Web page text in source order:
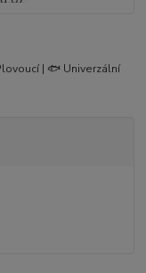
| 🐟 Univerzální